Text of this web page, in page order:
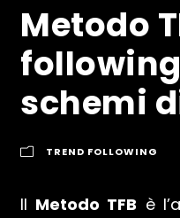
Metodo
schemi
TREND FOLLOWING
Il Metodo TFB è